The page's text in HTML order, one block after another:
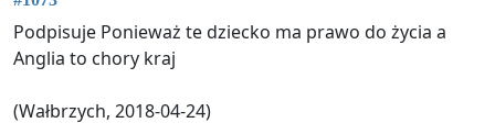
Podpisuje Ponieważ te dziecko ma prawo do życia a
Anglia to chory kraj
(Wałbrzych, 2018-04-24)